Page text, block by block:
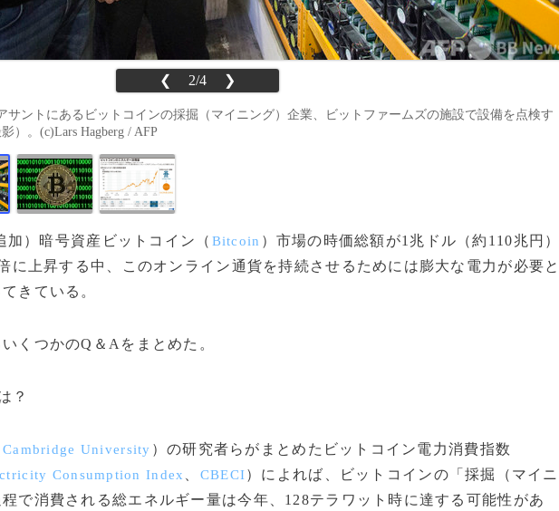
❮ 2/4 ❯
サントにあるビットコインの採掘（マイニング）企業、ビットファームズの施設で設備を点検す
）。(c)Lars Hagberg / AFP
加）暗号資産ビットコイン（ Bitcoin ）市場の時価総額が1兆ドル（約110兆円
に上昇する中、このオンライン通貨を持続させるためには膨大な電力が必要
きている。
くつかのQ＆Aをまとめた。
？
Cambridge University ）の研究者らがまとめたビットコイン電力消費指数
Consumption Index CBECI）によれば、ビットコインの「採掘（マイニ
で消費される総エネルギー量は今年、128テラワット時に達する可能性があ